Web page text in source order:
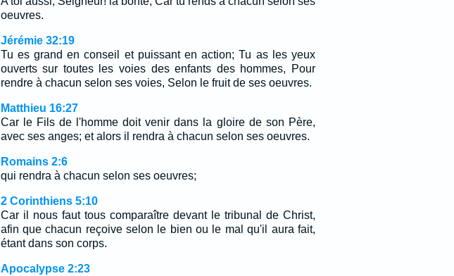
oeuvres.
Jérémie 32:19
Tu es grand en conseil et puissant en action; Tu as les yeux
ouverts sur toutes les voies des enfants des hommes, Pour
rendre à chacun selon ses voies, Selon le fruit de ses oeuvres.
Matthieu 16:27
Car le Fils de l'homme doit venir dans la gloire de son Père,
avec ses anges; et alors il rendra à chacun selon ses oeuvres.
Romains 2:6
qui rendra à chacun selon ses oeuvres;
2 Corinthiens 5:10
Car il nous faut tous comparaître devant le tribunal de Christ,
afin que chacun reçoive selon le bien ou le mal qu'il aura fait,
étant dans son corps.
Apocalypse 2:23